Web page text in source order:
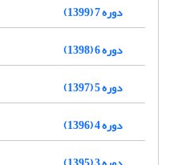
دوره 7 (1399)
دوره 6 (1398)
دوره 5 (1397)
دوره 4 (1396)